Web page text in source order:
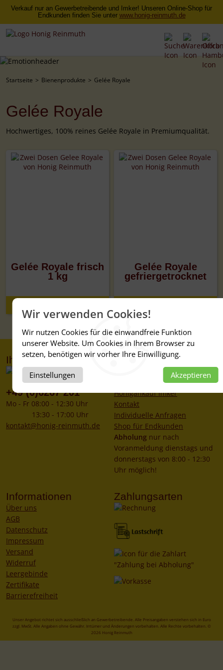
Wir verwenden Cookies!
Wir nutzen Cookies für die einwandfreie Funktion
unserer Website. Um Cookies in Ihrem Browser zu
setzen, benötigen wir vorher Ihre Einwilligung.
Einstellungen Akzeptieren
Verkauf nur an Gewerbetreibende und Imker! Unseren Online-Shop für
Endkunden finden Sie unter www.honig-reinmuth.de
Startseite Bienenprodukte Gelée Royale
Gelée Royale
Hochwertiges, 100% reines Gelée Royale in Premiumqualität.
Gelée Royale frisch
1 kg
Gelée Royale
gefriergetrocknet
Ihr Kontakt zu uns
+49 (0)6267 201
Mo - Fr 08:00 - 12:30 Uhr
13:30 - 17:00 Uhr
kontakt@honig-reinmuth.de
Service
Honigankauf Imker
Kontakt
Individuelle Anfragen
Shop für Endkunden
Abholung nur nach
Voranmeldung dienstags und
donnerstags von 8:00 - 12:30
Uhr möglich!
Informationen
Über uns
AGB
Datenschutz
Impressum
Versand
Widerruf
Leergebinde
Zertifikate
Barrierefreiheit
Zahlungsarten
Unser Angebot richtet sich ausschließlich an Gewerbetreibende. Alle Preisangaben verstehen sich in Euro
zzgl. MwSt. Alle Angaben ohne Gewähr. Irrtümer und Änderungen vorbehalten. Alle Rechte vorbehalten. ©
2026 Honig Reinmuth